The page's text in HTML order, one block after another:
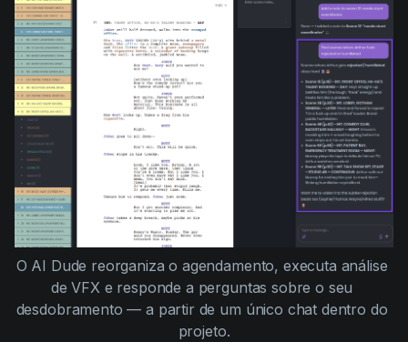
O AI Dude reorganiza o agendamento, executa análise
de VFX e responde a perguntas sobre o seu
desdobramento — a partir de um único chat dentro do
projeto.